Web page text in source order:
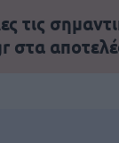
τις
στα